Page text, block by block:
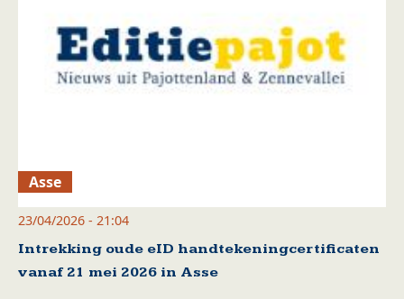
Asse
23/04/2026 - 21:04
Intrekking oude eID handtekeningcertificaten
vanaf 21 mei 2026 in Asse